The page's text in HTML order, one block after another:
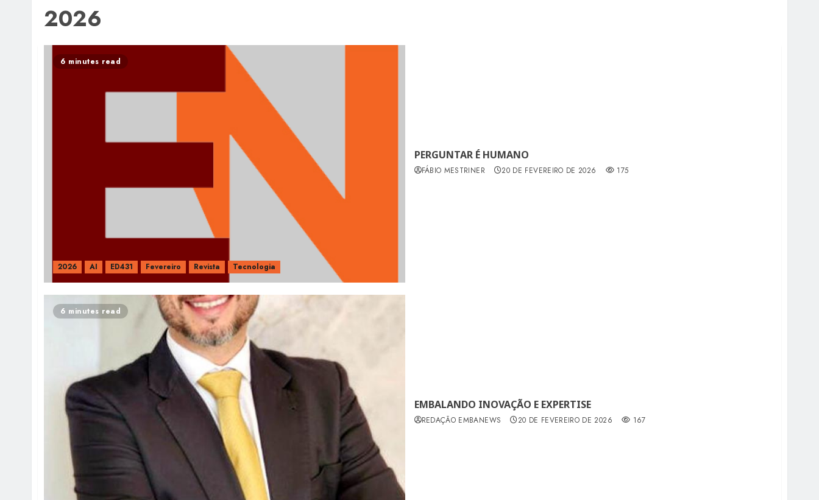
2026
6 minutes read
2026 AI ED431 Fevereiro Revista Tecnologia
PERGUNTAR É HUMANO
FÁBIO MESTRINER 20 DE FEVEREIRO DE 2026 175
6 minutes read
EMBALANDO INOVAÇÃO E EXPERTISE
REDAÇÃO EMBANEWS 20 DE FEVEREIRO DE 2026 167